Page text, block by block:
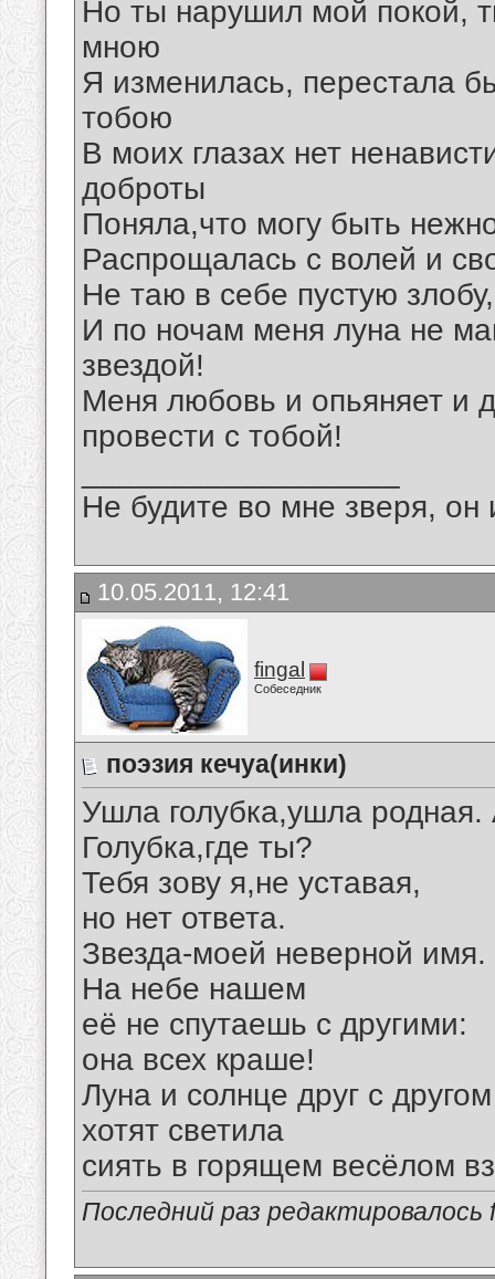
Но ты нарушил мой покой,
мною
Я изменилась, перестала
тобою
В моих глазах нет
доброты
Поняла,что могу быть
Распрощалась с волей и
Не таю в себе пустую
И по ночам меня луна не
звездой!
Меня любовь и опьяняет и
провести с тобой!
Не будите во мне зверя, он
10.05.2011, 12:41
fingal
Собеседник
поэзия кечуа(инки)
Ушла голубка,ушла
Голубка,где ты?
Тебя зову я,не уставая,
но нет ответа.
Звезда-моей неверной имя.
На небе нашем
её не спутаешь с другими:
она всех краше!
Луна и солнце друг с
хотят светила
сиять в горящем весёлом
Последний раз редактировалось